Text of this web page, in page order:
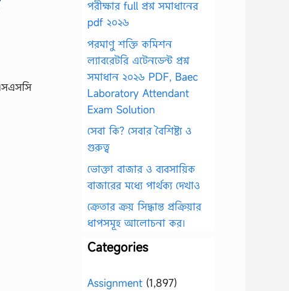
পরীক্ষার full প্রশ্ন সমাধানের
pdf ২০২৬
পরমাণু শক্তি কমিশন
ল্যাবরেটরি এটেনডেন্ট প্রশ্ন
সমাধান ২০২৬ PDF, Baec
Laboratory Attendant
Exam Solution
সেবা কি? সেবার বৈশিষ্ট্য ও
গুরুত্ব
ভোক্তা বাজার ও ব্যবসায়িক
বাজারের মধ্যে পার্থক্য দেখাও
ক্রেতার ক্রয় সিদ্ধান্ত প্রক্রিয়ার
ধাপসমূহ আলোচনা কর।
Categories
Assignment (1,897)